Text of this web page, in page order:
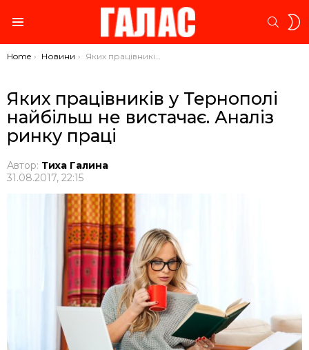
You are here:
Home Новини Яких працівників у Тернополі найбільш не вистачає. Аналіз ринку праці
Яких працівників у Тернополі
найбільш не вистачає. Аналіз
ринку праці
Автор: Тиха Галина
31.08.2017, 22:15